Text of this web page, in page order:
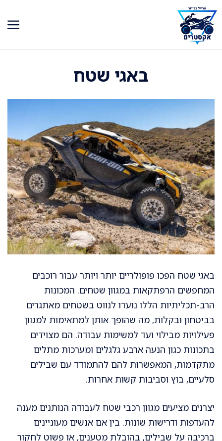
לדלג
לתוכן
באגי שטח
באגי שטח הפכו פופולריים יותר ויותר עבור רוכבים
המחפשים הרפתקאות במגוון שטחים. המכונות
הרב-תכליתיות הללו נועדו לנווט בשטחים מאתגרים
בביטחון ובקלות, מה שהופך אותן למתאימות למגוון
פעילויות מבילוי ועד למשימות עבודה. הם מצוידים
בתכונות כגון הנעה ארבע גלגלים ומערכות מתלים
מתקדמות, המאפשרות להם להתמודד עם שבילים
סלעיים, בוץ וסביבות קשות אחרות.
יצרנים מציעים מגוון רכבי שטח לעבודה הנותנים מענה
להעדפות ודרישות שונות. בין אם אנשים מעוניינים
ברכיבה על שבילים, בהובלת מטענים, או פשוט לחקור